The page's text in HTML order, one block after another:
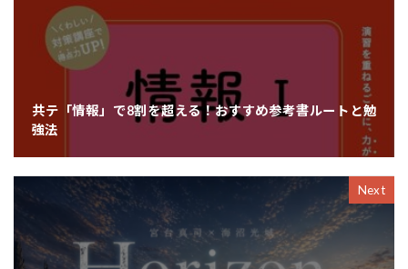
共テ「情報」で8割を超える！おすすめ参考書ルートと勉
強法
Next